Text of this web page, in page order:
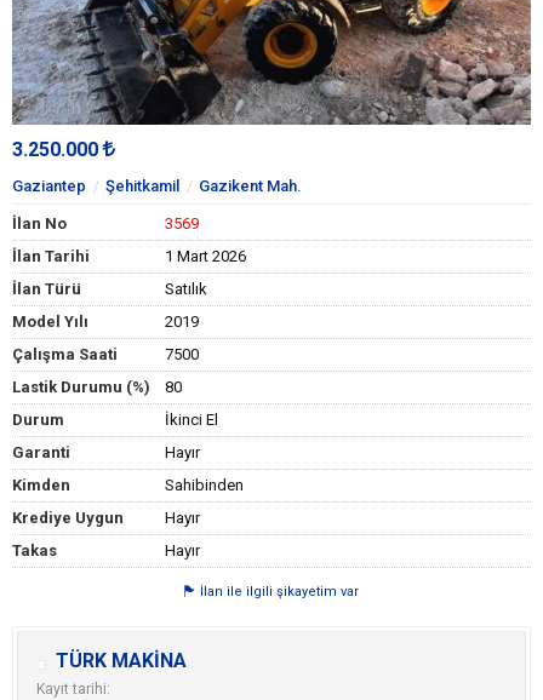
3.250.000
Gaziantep Şehitkamil Gazikent Mah.
İlan No
3569
İlan Tarihi
1 Mart 2026
İlan Türü
Satılık
Model Yılı
2019
Çalışma Saati
7500
Lastik Durumu (%)
80
Durum
İkinci El
Garanti
Hayır
Kimden
Sahibinden
Krediye Uygun
Hayır
Takas
Hayır
İlan ile ilgili şikayetim var
TÜRK MAKİNA
Kayıt tarihi: